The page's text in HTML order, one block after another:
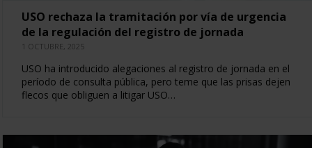
USO rechaza la tramitación por vía de urgencia
de la regulación del registro de jornada
1 OCTUBRE, 2025
USO ha introducido alegaciones al registro de jornada en el
período de consulta pública, pero teme que las prisas dejen
flecos que obliguen a litigar USO…